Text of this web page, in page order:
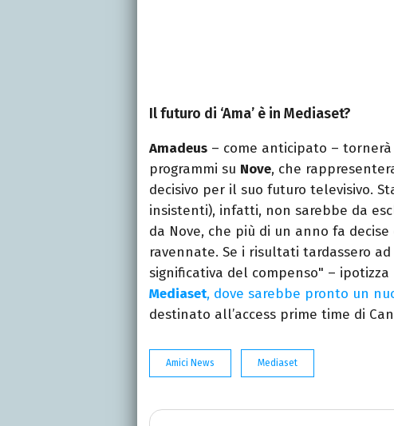
Il futuro di ‘Ama’ è in Mediaset?
Amadeus – come anticipato –
programmi su Nove, che
decisivo per il suo futuro televisivo.
insistenti), infatti, non sarebbe da
da Nove, che più di un anno fa
ravennate. Se i risultati tardassero
significativa del compenso" – ipotizza
Mediaset, dove sarebbe pronto un
destinato all’access prime time di
Amici News Mediaset